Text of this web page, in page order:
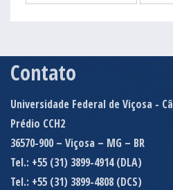
Contato
Universidade Federal de Viçosa -
Prédio CCH2
36570-900 – Viçosa – MG – BR
Tel.: +55 (31) 3899-4914 (DLA)
Tel.: +55 (31) 3899-4808 (DCS)